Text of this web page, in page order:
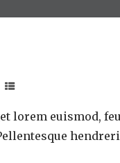
lorem euismod,